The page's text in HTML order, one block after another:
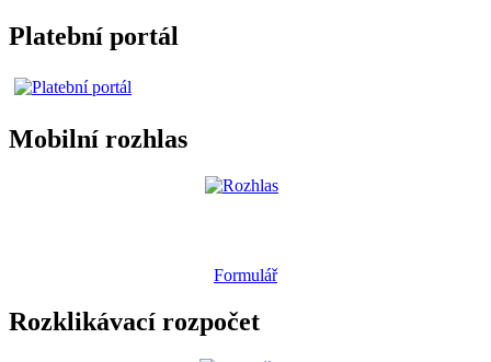
Platební portál
Mobilní rozhlas
Formulář
Rozklikávací rozpočet